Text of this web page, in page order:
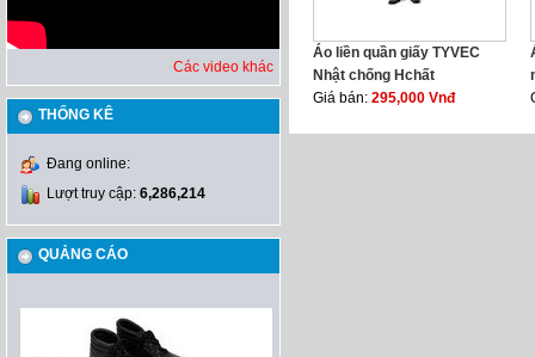
Các video khác
THỐNG KÊ
Đang online:
Lượt truy cập: 6,286,214
QUẢNG CÁO
Áo liền quần giấy TYVEC
Nhật chống Hchất
Giá bán: 295,000 Vnđ